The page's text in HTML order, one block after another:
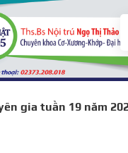
gia tuần 19 năm